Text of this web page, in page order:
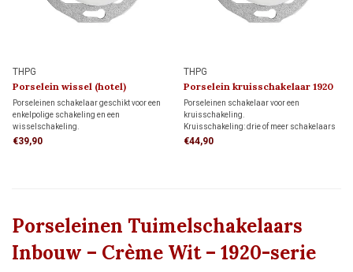
THPG
Porselein wissel (hotel)
schakelaar 1920
Porseleinen schakelaar geschikt voor een
enkelpolige schakeling en een
wisselschakeling.
Enkelpolige schakeling: bedient de
€39,90
THPG
Porselein kruisschakelaar 1920
Porseleinen schakelaar voor een
kruisschakeling.
Kruisschakeling: drie of meer schakelaars
bedienen samen dezelfde verlichting. De
€44,90
Porseleinen Tuimelschakelaars
Inbouw – Crème Wit – 1920-serie